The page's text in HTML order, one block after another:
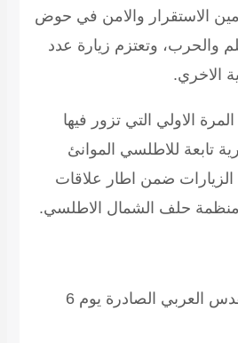
الاستقرار والامن في حوض
والحرب، وتعتزم زيارة عدد
الاخري.
الاولي التي تزور فيها
تابعة للاطلسي الموانئ
الزيارات ضمن اطار علاقات
حلف الشمال الاطلسي.
(المصدر: صحيفة القدس العربي الصادرة يوم 6